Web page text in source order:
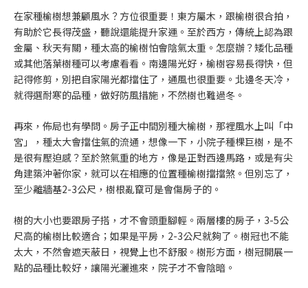
在家種榆樹想兼顧風水？方位很重要！東方屬木，跟榆樹很合拍，
有助於它長得茂盛，聽說還能提升家運。至於西方，傳統上認為跟
金屬、秋天有關，種太高的榆樹怕會陰氣太重。怎麼辦？矮化品種
或其他落葉樹種可以考慮看看。南邊陽光好，榆樹容易長得快，但
記得修剪，別把自家陽光都擋住了，通風也很重要。北邊冬天冷，
就得選耐寒的品種，做好防風措施，不然樹也難過冬。
再來，佈局也有學問。房子正中間別種大榆樹，那裡風水上叫「中
宮」，種太大會擋住氣的流通，想像一下，小院子種棵巨樹，是不
是很有壓迫感？至於煞氣重的地方，像是正對西邊馬路，或是有尖
角建築沖著你家，就可以在相應的位置種榆樹擋擋煞。但別忘了，
至少離牆基2-3公尺，樹根亂竄可是會傷房子的。
樹的大小也要跟房子搭，才不會頭重腳輕。兩層樓的房子，3-5公
尺高的榆樹比較適合；如果是平房，2-3公尺就夠了。樹冠也不能
太大，不然會遮天蔽日，視覺上也不舒服。樹形方面，樹冠開展一
點的品種比較好，讓陽光灑進來，院子才不會陰暗。